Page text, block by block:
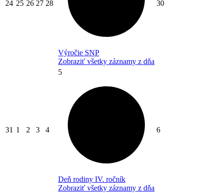
24 25 26 27 28
Výročie SNP
Zobraziť všetky záznamy z dňa
30
31 1 2 3 4
5
Deň rodiny IV. ročník
Zobraziť všetky záznamy z dňa
6